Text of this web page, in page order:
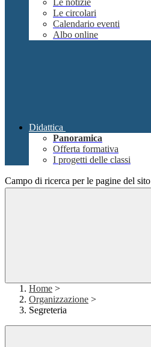
Le notizie
Le circolari
Calendario eventi
Albo online
Didattica
Panoramica
Offerta formativa
I progetti delle classi
Campo di ricerca per le pagine del sito
Home >
Organizzazione >
Segreteria